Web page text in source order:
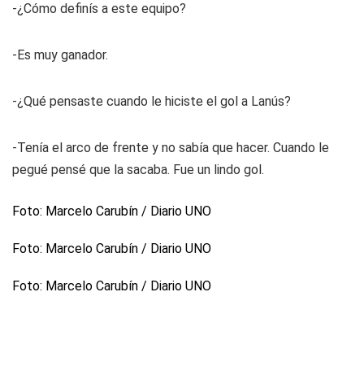
-¿Cómo definís a este equipo?
-Es muy ganador.
-¿Qué pensaste cuando le hiciste el gol a Lanús?
-Tenía el arco de frente y no sabía que hacer. Cuando le
pegué pensé que la sacaba. Fue un lindo gol.
Foto: Marcelo Carubín / Diario UNO
Foto: Marcelo Carubín / Diario UNO
Foto: Marcelo Carubín / Diario UNO